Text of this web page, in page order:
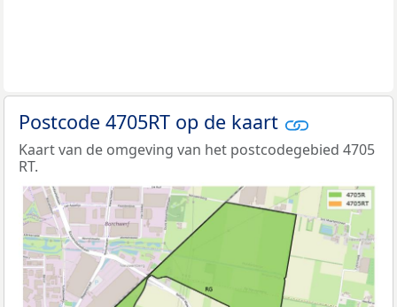
Postcode 4705RT op de kaart
Kaart van de omgeving van het postcodegebied 4705
RT.